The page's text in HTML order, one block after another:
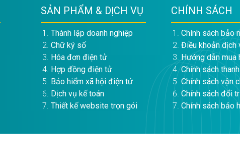
SẢN PHẨM & DỊCH VỤ
Thành lập doanh nghiệp
Chữ ký số
Hóa đơn điện tử
Hợp đồng điện tử
Bảo hiểm xã hội điện tử
Dịch vụ kế toán
Thiết kế website trọn gói
CHÍNH SÁCH
Chính sách bảo
Điều khoản dịch
Hướng dẫn mua
Chính sách
Chính sách vận
Chính sách đổi
Chính sách bảo